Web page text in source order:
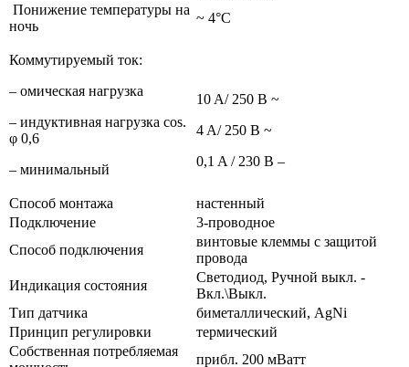
Понижение температуры на
ночь
~ 4°C
Коммутируемый ток:
– омическая нагрузка
– индуктивная нагрузка cos.
φ 0,6
– минимальный
10 A/ 250 В ~
4 A/ 250 В ~
0,1 A / 230 В –
Способ монтажа
настенный
Подключение
3-проводное
Способ подключения
винтовые клеммы с защитой
провода
Индикация состояния
Светодиод, Ручной выкл. -
Вкл.\Выкл.
Тип датчика
биметаллический, AgNi
Принцип регулировки
термический
Собственная потребляемая
прибл. 200 мВатт